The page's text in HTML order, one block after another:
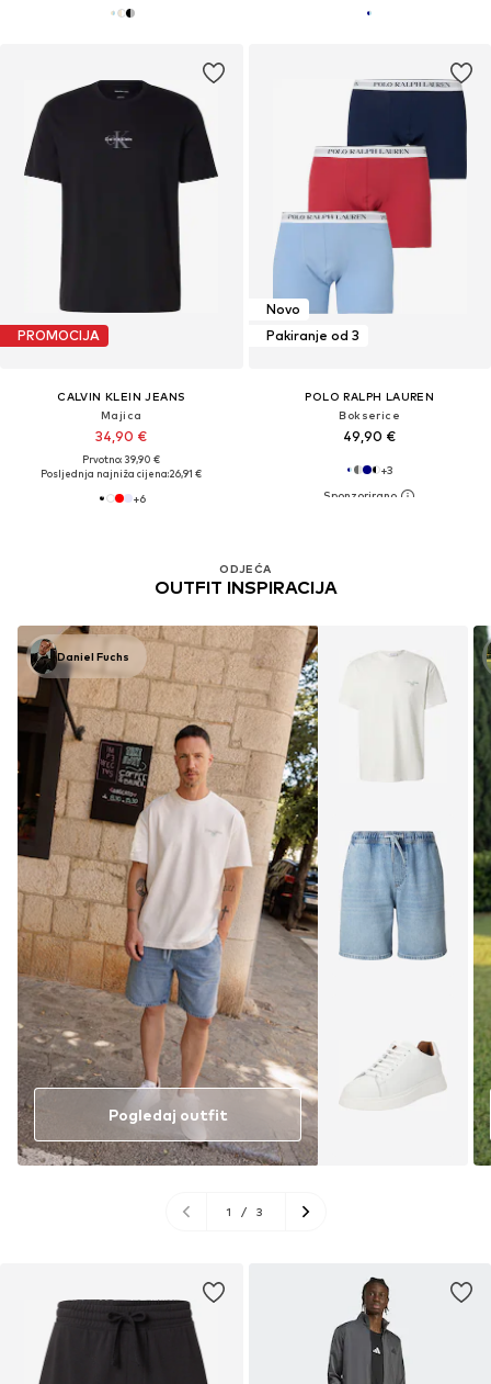
PROMOCIJA
CALVIN KLEIN JEANS
Majica
34,90 €
Prvotno: 39,90 €
Posljednja najniža cijena:26,91 €
+6
ODJEĆA
OUTFIT INSPIRACIJA
Daniel Fuchs
Pogledaj outfit
1 / 3
Novo
Pakiranje od 3
POLO RALPH LAUREN
Bokserice
49,90 €
+3